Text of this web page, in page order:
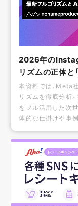
2026年の
リズムの正体と
本資料では、Meta
リズムを徹底分析
をフル活用した次
体的な仕掛けや事